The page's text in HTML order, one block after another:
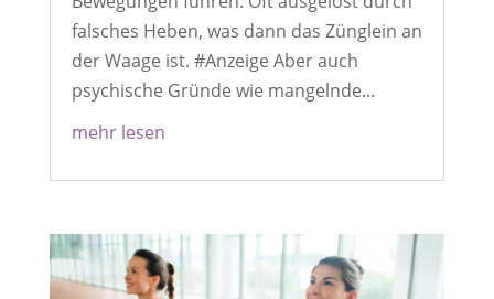
falsches Heben, was dann das Zünglein an
der Waage ist. #Anzeige Aber auch
psychische Gründe wie mangelnde...
mehr lesen